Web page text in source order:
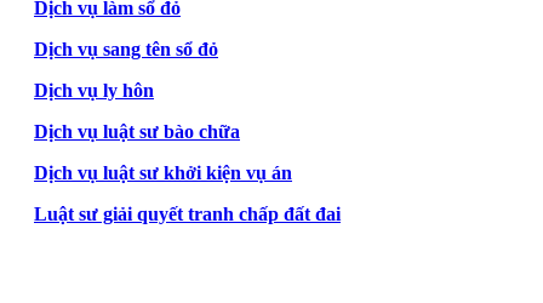
Dịch vụ làm sổ đỏ
Dịch vụ sang tên sổ đỏ
Dịch vụ ly hôn
Dịch vụ luật sư bào chữa
Dịch vụ luật sư khởi kiện vụ án
Luật sư giải quyết tranh chấp đất đai